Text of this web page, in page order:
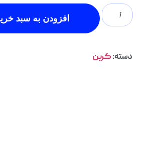
افزودن به سبد
دسته:کربن